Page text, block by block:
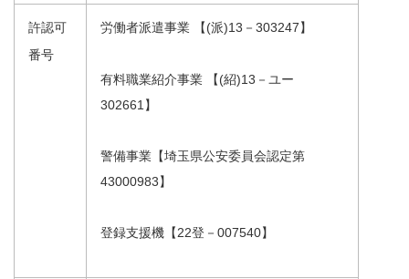
許認可
番号
労働者派遣事業 【(派)13－303247】
有料職業紹介事業 【(紹)13－ユー
302661】
警備事業【埼玉県公安委員会認定第
43000983】
登録支援機【22登－007540】